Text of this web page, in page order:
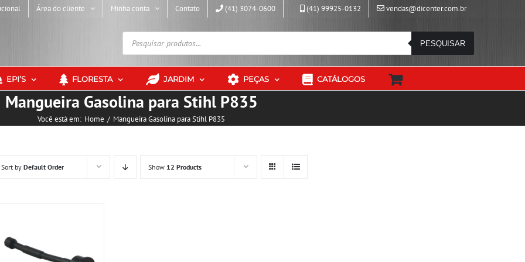
Área do cliente Minha conta Contato (41) 3074-0600 (41) 99925-0132 vendas@dicenter.com.br
Pesquisar
produtos
PESQUISAR
EPI’S FLORESTA JARDIM PEÇAS CATÁLOGOS
Mangueira Gasolina para Stihl P835
Você está em: Home Mangueira Gasolina para Stihl P835
Sort byDefault Order Show 12 Products